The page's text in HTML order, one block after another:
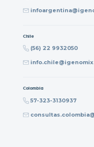
Chile
(56) 22 9932050
Colombia
57-323-3130937